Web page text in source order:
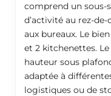
comprend un sous-
d’activité au rez-
aux bureaux. Le
et 2 kitchenettes. Le
hauteur sous
adaptée à
logistiques ou de